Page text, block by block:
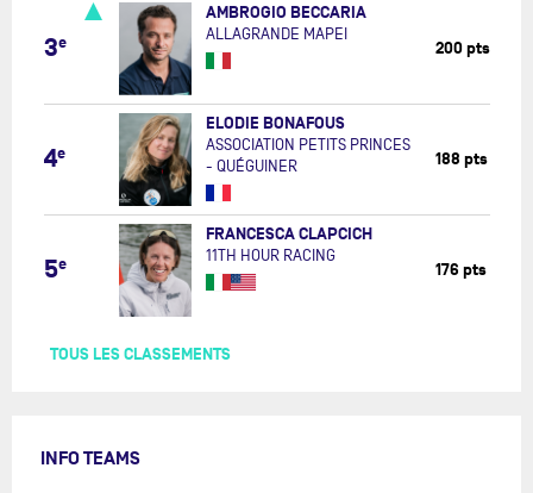
3e
AMBROGIO BECCARIA
ALLAGRANDE MAPEI
200 pts
4e
ELODIE BONAFOUS
ASSOCIATION PETITS PRINCES
- QUÉGUINER
188 pts
5e
FRANCESCA CLAPCICH
11TH HOUR RACING
176 pts
TOUS LES CLASSEMENTS
INFO TEAMS